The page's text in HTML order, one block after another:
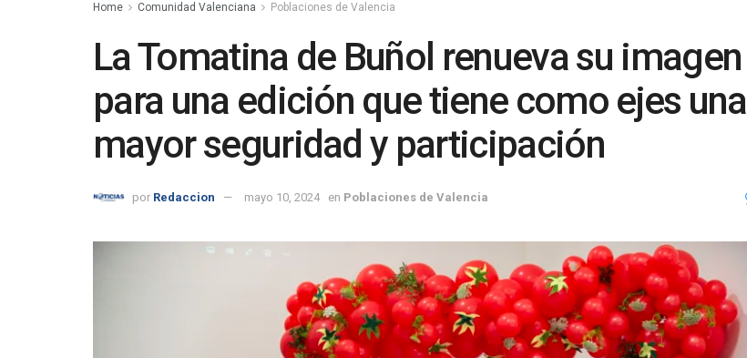
Home Comunidad Valenciana Poblaciones de Valencia
La Tomatina de Buñol renueva su imagen
para una edición que tiene como ejes una
mayor seguridad y participación
por Redaccion mayo 10, 2024 en Poblaciones de Valencia